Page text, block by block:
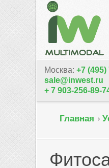
Москва: +7 (495)
sale@inwest.ru
+ 7 903-256-89-
Главная